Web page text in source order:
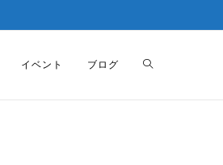
イベント ブログ